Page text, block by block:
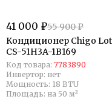
41 000 ₽55 900 ₽
Кондиционер Chigo
CS-51H3A-1B169
Код товара: 7783890
Инвертор: нет
Мощность: 18 BTU
Площадь: на 50 м²